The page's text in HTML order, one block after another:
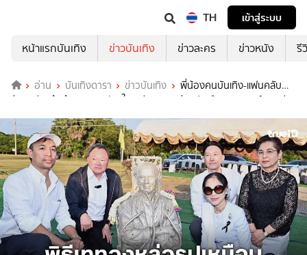
TH
เข้าสู่ระบบ
หน้าแรกบันเทิง
ข่าวบันเทิง ข่าวละคร ข่าวหนัง รี
อ่าน บันเทิงดารา ข่าวบันเทิง
พี่น้องคนบันเทิง-แฟนคลับ
ร่วมพิธี ระลึกถึงพระเอกขวัญใจ พิธีเททองหล่อรูปเหมือน "สรพงศ์ ชาตรี"